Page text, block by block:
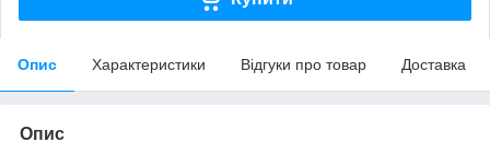
Опис Характеристики Відгуки про товар Доставка
Опис